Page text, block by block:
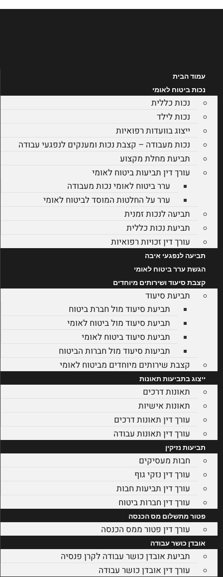
דלג
עמוד הבית
נכות ביטוח לאומי
נכות כללית
נכות לילד
ייצוג בוועדות רפואיות
נכות מעבודה – קצבת נכות ומענקים לנפגעי עבודה
תביעת מחלת מקצוע
עורך דין תביעות ביטוח לאומי
ערר ביטוח לאומי נכות מעבודה
ערר על החלטות המוסד לביטוח לאומי
תביעה לנכות זמנית
תביעת נכות כללית
עורך דין זכויות רפואיות
תביעה לנפגעי איבה
הגשת ערר ביטוח לאומי
קצבת סיעוד ושירותים מיוחדים
תביעת סיעוד
תביעת סיעוד מול חברת ביטוח
תביעת סיעוד מול ביטוח לאומי
תביעת סיעוד ביטוח לאומי
תביעות סיעוד מול חברות הביטוח
קצבת שירותים מיוחדים מביטוח לאומי
ייצוג בתביעות תאונות
תאונות דרכים
תאונות אישיות
עורך דין תאונות דרכים
עורך דין תאונות עבודה
תביעות נזיקין
חבות מעסיקים
עורך דין נזקי גוף
עורך דין תביעות חבות
עורך דין חברות ביטוח
פטור מתשלום מס הכנסה
עורך דין פטור ממס הכנסה
אובדן כושר עבודה
תביעת אובדן כושר עבודה לקרן פנסיה
עורך דין אובדן כושר עבודה